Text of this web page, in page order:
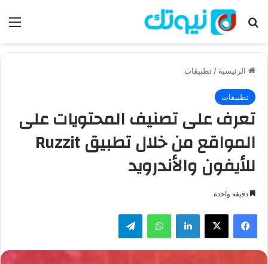
بحث عن
الرئيسية / تطبيقات
تطبيقات
تعرف على تصنيف المحتويات على
المواقع من خلال تطبيق Ruzzit
للأيفون والأندرويد
دقيقة واحدة
فيسبوك لينكدإن واتساب